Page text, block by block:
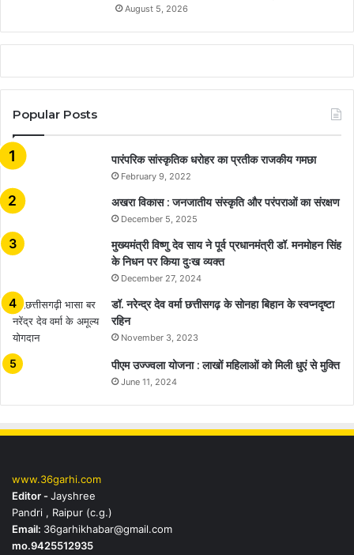
August 5, 2026
Popular Posts
​​​​​​​पारंपरिक सांस्कृतिक धरोहर का प्रतीक राजकीय गमछा
February 9, 2022
अखरा विकास : जनजातीय संस्कृति और परंपराओं का संरक्षण
December 5, 2025
मुख्यमंत्री विष्णु देव साय ने पूर्व प्रधानमंत्री डॉ. मनमोहन सिंह
के निधन पर किया दुःख व्यक्त
December 27, 2024
डॉ. नरेन्द्र देव वर्मा छत्तीसगढ़ के सोनहा बिहान के स्वप्नदृष्टा
रहिन
November 3, 2023
पीएम उज्ज्वला योजना : लाखों महिलाओं को मिली धुएं से मुक्ति
June 11, 2024
www.36garhi.com
Editor -Jayshree
Pandri , Raipur (c.g.)
Email: 36garhikhabar@gmail.com
mo.9425512935